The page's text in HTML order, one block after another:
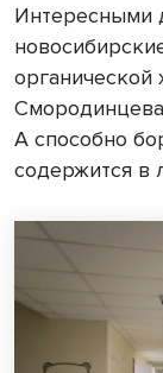
Интересными
А способно
содержится в